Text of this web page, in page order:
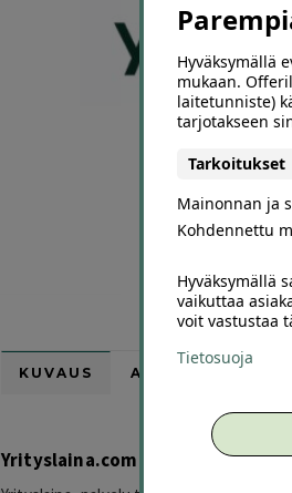
KUVAUS ARVIOT (0)
Yrityslaina.com – yrityslainaa
Hyväksymällä
mukaan.
laitetunniste)
tarjotakseen
Tarkoitukset
Mainonnan ja
Kohdennettu
Hyväksymällä
vaikuttaa
voit vastustaa
Tietosuoja